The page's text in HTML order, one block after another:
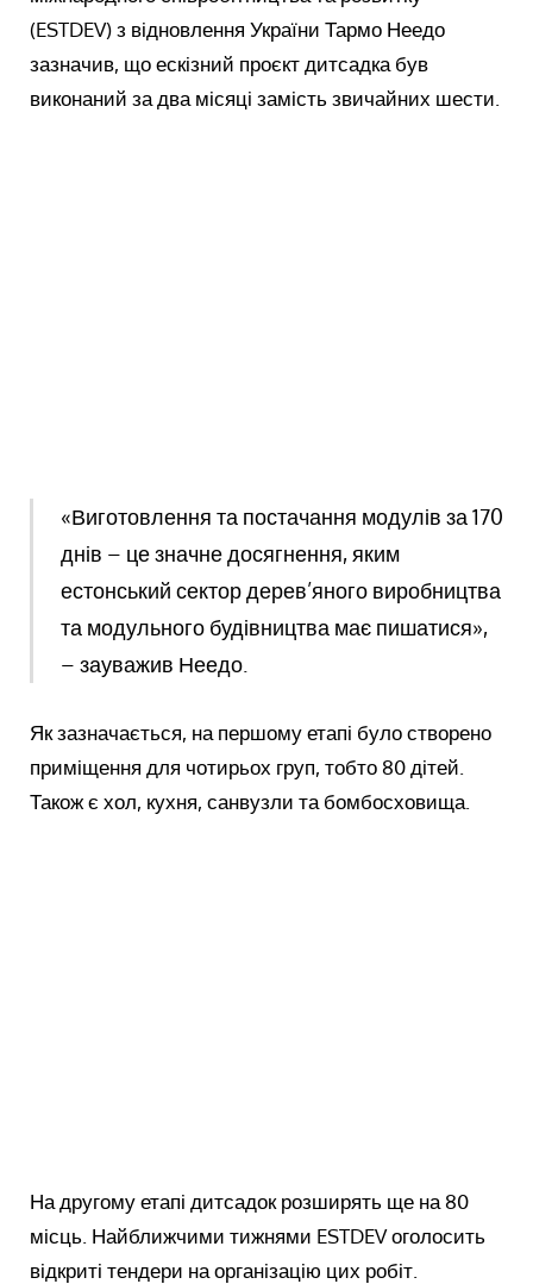
(ESTDEV) з відновлення України Тармо Неедо
зазначив, що ескізний проєкт дитсадка був
виконаний за два місяці замість звичайних шести.
«Виготовлення та постачання модулів за 170
днів – це значне досягнення, яким
естонський сектор дерев’яного виробництва
та модульного будівництва має пишатися»,
– зауважив Неедо.
Як зазначається, на першому етапі було створено
приміщення для чотирьох груп, тобто 80 дітей.
Також є хол, кухня, санвузли та бомбосховища.
На другому етапі дитсадок розширять ще на 80
місць. Найближчими тижнями ESTDEV оголосить
відкриті тендери на організацію цих робіт.